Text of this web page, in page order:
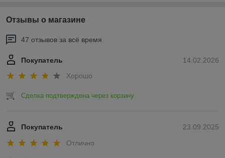
Отзывы о магазине
47 отзывов за всё время
14.02.2026
Покупатель
Хорошо
Сделка подтверждена через корзину
23.09.2025
Покупатель
Отлично